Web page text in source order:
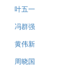
叶五一
冯群强
黄伟新
周晓国